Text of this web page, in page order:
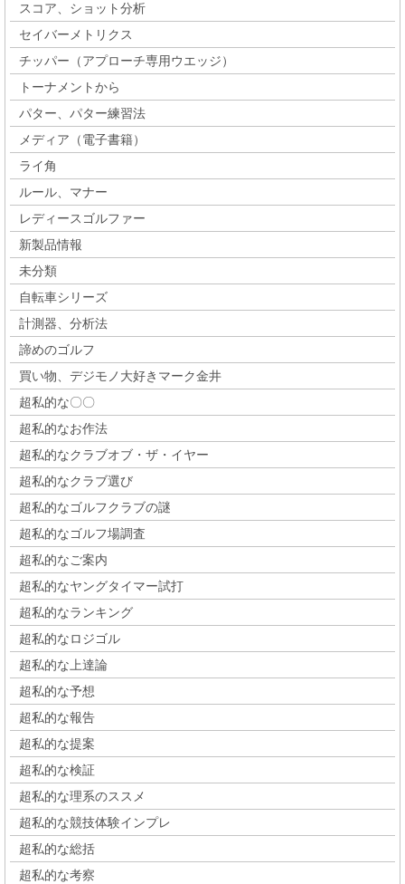
スコア、ショット分析
セイバーメトリクス
チッパー（アプローチ専用ウエッジ）
トーナメントから
パター、パター練習法
メディア（電子書籍）
ライ角
ルール、マナー
レディースゴルファー
新製品情報
未分類
自転車シリーズ
計測器、分析法
諦めのゴルフ
買い物、デジモノ大好きマーク金井
超私的な〇〇
超私的なお作法
超私的なクラブオブ・ザ・イヤー
超私的なクラブ選び
超私的なゴルフクラブの謎
超私的なゴルフ場調査
超私的なご案内
超私的なヤングタイマー試打
超私的なランキング
超私的なロジゴル
超私的な上達論
超私的な予想
超私的な報告
超私的な提案
超私的な検証
超私的な理系のススメ
超私的な競技体験インプレ
超私的な総括
超私的な考察